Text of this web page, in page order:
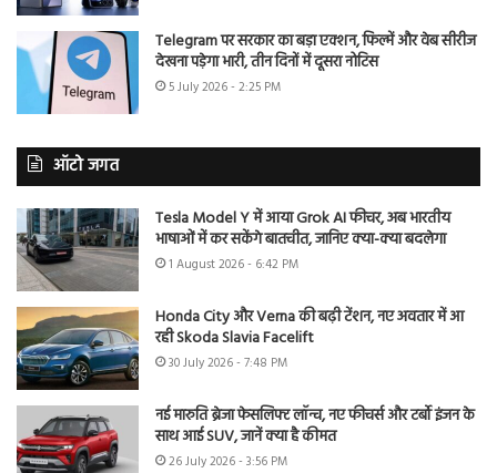
Telegram पर सरकार का बड़ा एक्शन, फिल्में और वेब सीरीज
देखना पड़ेगा भारी, तीन दिनों में दूसरा नोटिस
5 July 2026 - 2:25 PM
ऑटो जगत
Tesla Model Y में आया Grok AI फीचर, अब भारतीय
भाषाओं में कर सकेंगे बातचीत, जानिए क्या-क्या बदलेगा
1 August 2026 - 6:42 PM
Honda City और Verna की बढ़ी टेंशन, नए अवतार में आ
रही Skoda Slavia Facelift
30 July 2026 - 7:48 PM
नई मारुति ब्रेजा फेसलिफ्ट लॉन्च, नए फीचर्स और टर्बो इंजन के
साथ आई SUV, जानें क्या है कीमत
26 July 2026 - 3:56 PM